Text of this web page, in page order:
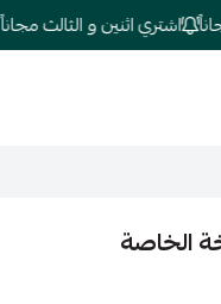
اشتري اثنين و الثالث مجاناً